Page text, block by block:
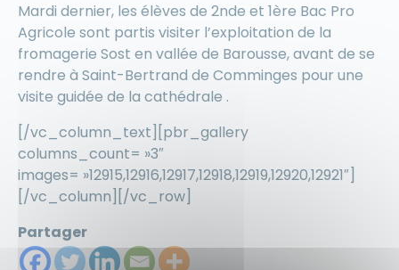
Mardi dernier, les élèves de 2nde et 1ère Bac Pro
Agricole sont partis visiter l’exploitation de la
fromagerie Sost en vallée de Barousse, avant de se
rendre à Saint-Bertrand de Comminges pour une
visite guidée de la cathédrale .
[/vc_column_text][pbr_gallery
columns_count= »3″
images= »12915,12916,12917,12918,12919,12920,12921″]
[/vc_column][/vc_row]
Partager